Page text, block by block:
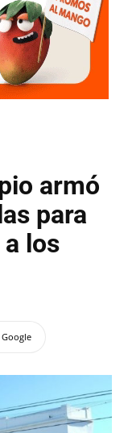
armó
para
los